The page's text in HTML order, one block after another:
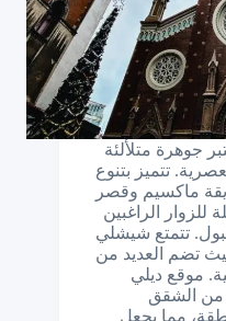
جوهرة متلألئة
تتميز بتنوع
ماكسيم وقصر
للزوار الراغبين
تتمتع شيشلي
حيث تضم العديد من
موقع ديلي
من الشقق
مما يجعل